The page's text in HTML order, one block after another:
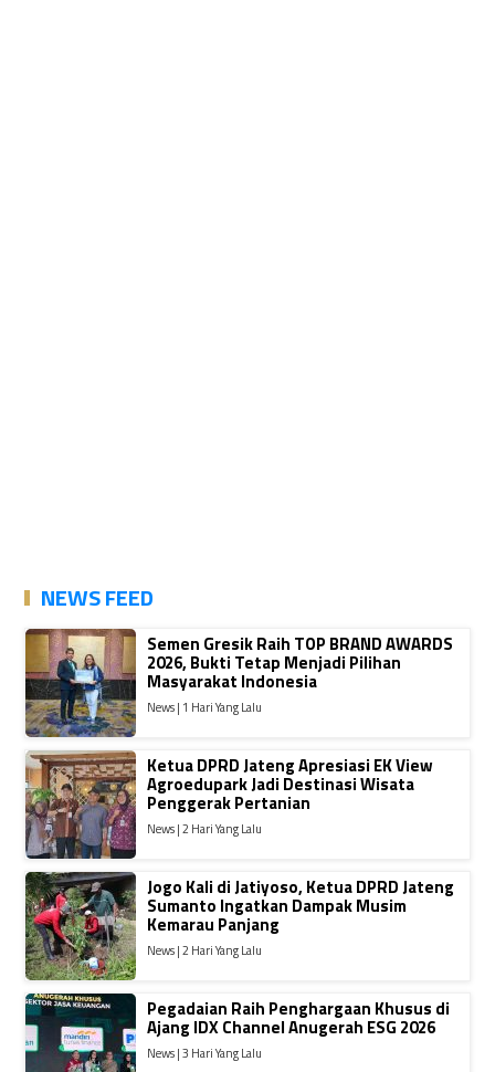
NEWS FEED
Semen Gresik Raih TOP BRAND AWARDS
2026, Bukti Tetap Menjadi Pilihan
Masyarakat Indonesia
News | 1 Hari Yang Lalu
Ketua DPRD Jateng Apresiasi EK View
Agroedupark Jadi Destinasi Wisata
Penggerak Pertanian
News | 2 Hari Yang Lalu
Jogo Kali di Jatiyoso, Ketua DPRD Jateng
Sumanto Ingatkan Dampak Musim
Kemarau Panjang
News | 2 Hari Yang Lalu
Pegadaian Raih Penghargaan Khusus di
Ajang IDX Channel Anugerah ESG 2026
News | 3 Hari Yang Lalu